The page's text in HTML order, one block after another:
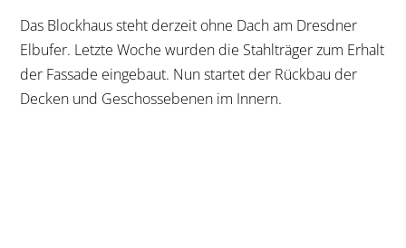
Das Blockhaus steht derzeit ohne Dach am Dresdner
Elbufer. Letzte Woche wurden die Stahlträger zum Erhalt
der Fassade eingebaut. Nun startet der Rückbau der
Decken und Geschossebenen im Innern.